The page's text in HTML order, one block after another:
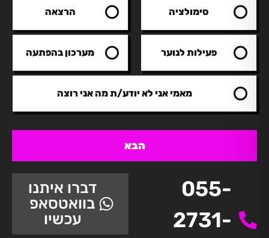
סימולציה הרצאה
פעילות לנוער מערכון בהפתעה
מאמי אני לא יודע/ת מה אני רוצה
הבא
055-
2731-
דברו איתנו
בוואטסאפ
עכשיו